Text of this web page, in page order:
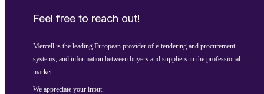
Feel free to reach out!
Mercell is the leading European provider of e-tendering and procurement
systems, and information between buyers and suppliers in the professional
market.
We appreciate your input.